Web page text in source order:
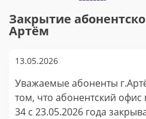
Закрытие
Артём
13.05.2026
Уважаемые абоненты
том, что абонентский офис
34 с 23.05.2026 года